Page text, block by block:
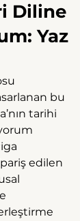
Diline
Yaz
bu
tarihi
edilen